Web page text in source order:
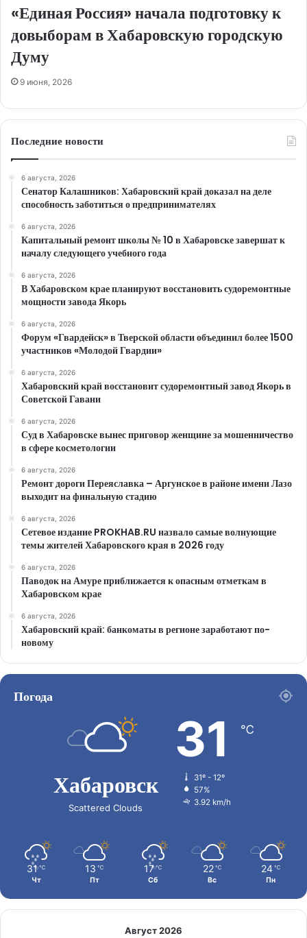
«Единая Россия» начала подготовку к
довыборам в Хабаровскую городскую
Думу
9 июня, 2026
Последние новости
6 августа, 2026
Сенатор Калашников: Хабаровский край доказал на деле
способность заботиться о предпринимателях
6 августа, 2026
Капитальный ремонт школы № 10 в Хабаровске завершат к
началу следующего учебного года
6 августа, 2026
В Хабаровском крае планируют восстановить судоремонтные
мощности завода Якорь
6 августа, 2026
Форум «Гвардейск» в Тверской области объединил более 1500
участников «Молодой Гвардии»
6 августа, 2026
Хабаровский край восстановит судоремонтный завод Якорь в
Советской Гавани
6 августа, 2026
Суд в Хабаровске вынес приговор женщине за мошенничество
в сфере косметологии
6 августа, 2026
Ремонт дороги Переяславка – Аргунское в районе имени Лазо
выходит на финальную стадию
6 августа, 2026
Сетевое издание PROKHAB.RU назвало самые волнующие
темы жителей Хабаровского края в 2026 году
6 августа, 2026
Паводок на Амуре приближается к опасным отметкам в
Хабаровском крае
6 августа, 2026
Хабаровский край: банкоматы в регионе заработают по-
новому
Погода
Хабаровск
Scattered Clouds
31 ℃
31º - 12º
57%
3.92 km/h
31 ℃
Чт
13 ℃
Пт
17 ℃
Сб
22 ℃
Вс
24 ℃
Пн
Август 2026